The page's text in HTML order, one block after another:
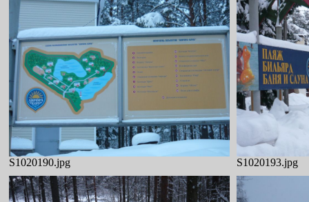
S1020190.jpg S1020193.jpg